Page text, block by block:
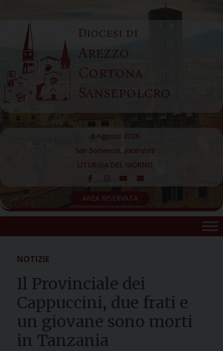
content
Diocesi di
Arezzo
Cortona
Sansepolcro
8 Agosto 2026
San Domenico, sacerdote
LITURGIA DEL GIORNO
AREA RISERVATA
NOTIZIE
Il Provinciale dei
Cappuccini, due frati e
un giovane sono morti
in Tanzania